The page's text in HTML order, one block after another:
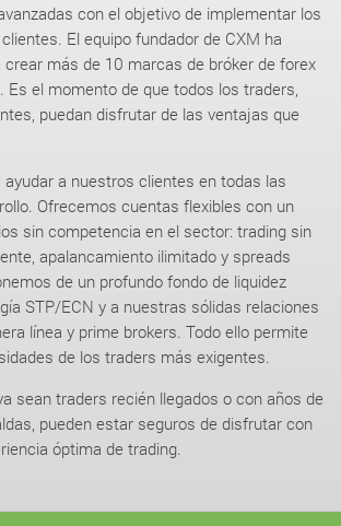
con el objetivo de implementar los
El equipo fundador de CXM ha
más de 10 marcas de bróker de forex
Es el momento de que todos los traders,
puedan disfrutar de las ventajas que
a nuestros clientes en todas las
Ofrecemos cuentas flexibles con un
sin competencia en el sector: trading sin
apalancamiento ilimitado y spreads
de un profundo fondo de liquidez
STP/ECN y a nuestras sólidas relaciones
línea y prime brokers. Todo ello permite
de los traders más exigentes.
sean traders recién llegados o con años de
pueden estar seguros de disfrutar con
óptima de trading.